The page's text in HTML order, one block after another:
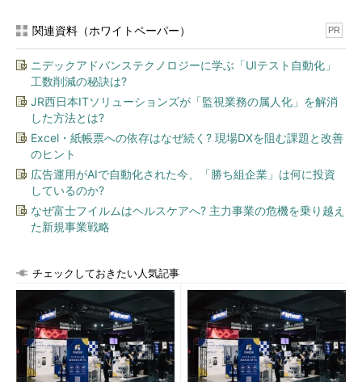
ムで表示することができるツールである。
通信の状態を表示する以外には、プロセスを選択して右クリッ
クすることで、ファイルパスの表示やプロセスを終了させること
もできる。またTCPViewには、tcpvconというコマンドライン版
【TCPView for Windows】
http://www.microsoft.com/technet/sysinte
rnals/Utilities/TcpView.mspx
リモートシステム管理ツールセット：PsTools
関連資料（ホワイトペーパー） PR
ニデックアドバンステクノロジーに学ぶ「UIテスト自動化」
工数削減の秘訣は?
JR西日本ITソリューションズが「監視業務の属人化」を解消
した方法とは?
Excel・紙帳票への依存はなぜ続く? 現場DXを阻む課題と改善
のヒント
広告運用がAIで自動化された今、「勝ち組企業」は何に投資
しているのか?
なぜ富士フイルムはヘルスケアへ? 主力事業の危機を乗り越え
た新規事業戦略
チェックしておきたい人気記事